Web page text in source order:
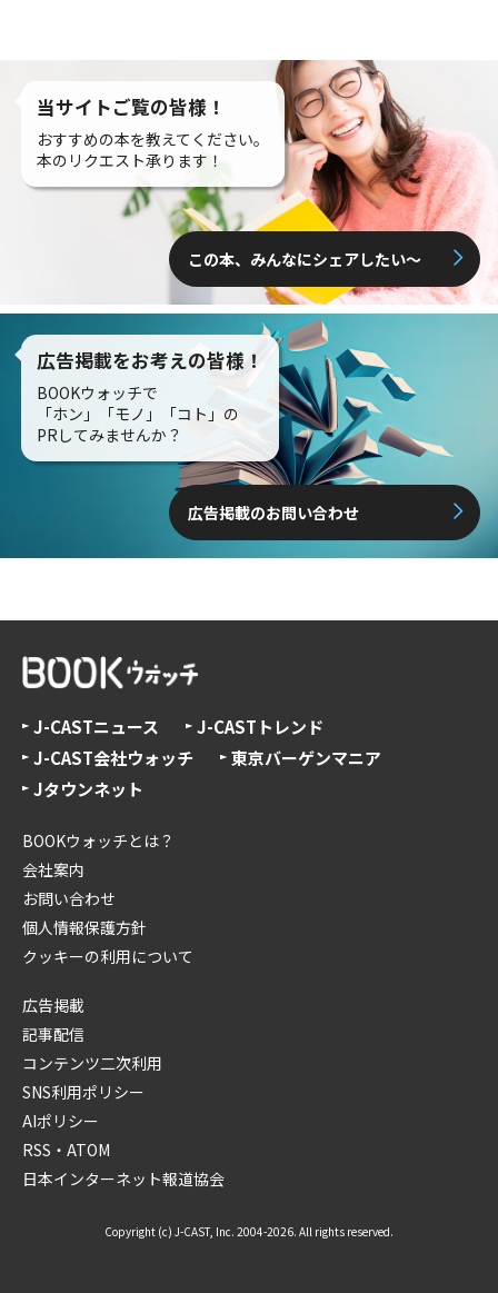
当サイトご覧の皆様！
おすすめの本を教えてください。
本のリクエスト承ります！
この本、みんなにシェアしたい〜
広告掲載をお考えの皆様！
BOOKウォッチで
「ホン」「モノ」「コト」の
PRしてみませんか？
広告掲載のお問い合わせ
J-CASTニュース
J-CASTトレンド
J-CAST会社ウォッチ
東京バーゲンマニア
Jタウンネット
BOOKウォッチとは？
会社案内
お問い合わせ
個人情報保護方針
クッキーの利用について
広告掲載
記事配信
コンテンツ二次利用
SNS利用ポリシー
AIポリシー
RSS・ATOM
日本インターネット報道協会
Copyright (c) J-CAST, Inc. 2004-2026. All rights reserved.